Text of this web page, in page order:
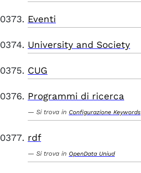
Eventi
University and Society
CUG
Programmi di ricerca
Si trova in Configurazione Keywords
rdf
Si trova in OpenData Uniud